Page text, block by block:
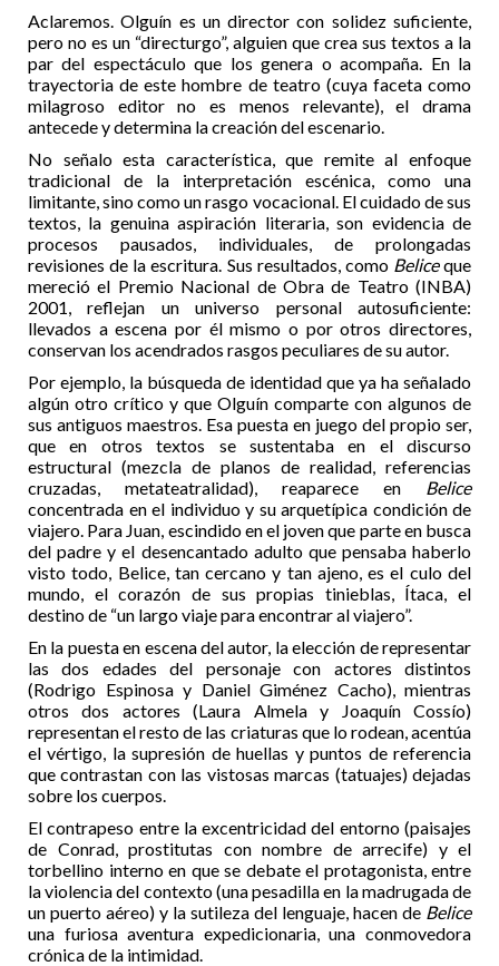
Aclaremos. Olguín es un director con solidez suficiente,
pero no es un “directurgo”, alguien que crea sus textos a la
par del espectáculo que los genera o acompaña. En la
trayectoria de este hombre de teatro (cuya faceta como
milagroso editor no es menos relevante), el drama
antecede y determina la creación del escenario.
No señalo esta característica, que remite al enfoque
tradicional de la interpretación escénica, como una
limitante, sino como un rasgo vocacional. El cuidado de sus
textos, la genuina aspiración literaria, son evidencia de
procesos pausados, individuales, de prolongadas
revisiones de la escritura. Sus resultados, como Beliceque
mereció el Premio Nacional de Obra de Teatro (INBA)
2001, reflejan un universo personal autosuficiente:
llevados a escena por él mismo o por otros directores,
conservan los acendrados rasgos peculiares de su autor.
Por ejemplo, la búsqueda de identidad que ya ha señalado
algún otro crítico y que Olguín comparte con algunos de
sus antiguos maestros. Esa puesta en juego del propio ser,
que en otros textos se sustentaba en el discurso
estructural (mezcla de planos de realidad, referencias
cruzadas, metateatralidad), reaparece en Belice
concentrada en el individuo y su arquetípica condición de
viajero. Para Juan, escindido en el joven que parte en busca
del padre y el desencantado adulto que pensaba haberlo
visto todo, Belice, tan cercano y tan ajeno, es el culo del
mundo, el corazón de sus propias tinieblas, Ítaca, el
destino de “un largo viaje para encontrar al viajero”.
En la puesta en escena del autor, la elección de representar
las dos edades del personaje con actores distintos
(Rodrigo Espinosa y Daniel Giménez Cacho), mientras
otros dos actores (Laura Almela y Joaquín Cossío)
representan el resto de las criaturas que lo rodean, acentúa
el vértigo, la supresión de huellas y puntos de referencia
que contrastan con las vistosas marcas (tatuajes) dejadas
sobre los cuerpos.
El contrapeso entre la excentricidad del entorno (paisajes
de Conrad, prostitutas con nombre de arrecife) y el
torbellino interno en que se debate el protagonista, entre
la violencia del contexto (una pesadilla en la madrugada de
un puerto aéreo) y la sutileza del lenguaje, hacen de Belice
una furiosa aventura expedicionaria, una conmovedora
crónica de la intimidad.